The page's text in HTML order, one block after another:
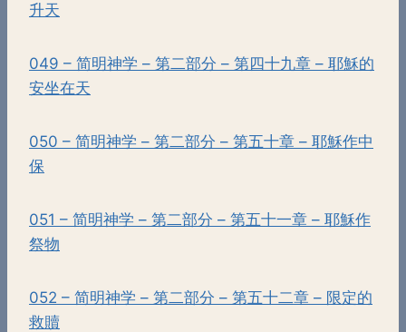
升天
049 – 简明神学 – 第二部分 – 第四十九章 – 耶穌的
安坐在天
050 – 简明神学 – 第二部分 – 第五十章 – 耶穌作中
保
051 – 简明神学 – 第二部分 – 第五十一章 – 耶穌作
祭物
052 – 简明神学 – 第二部分 – 第五十二章 – 限定的
救贖